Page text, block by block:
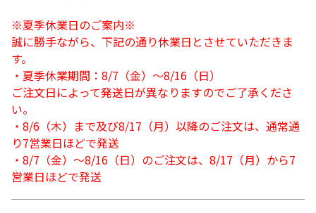
※夏季休業日のご案内※
誠に勝手ながら、下記の通り休業日とさせていただきま
す。
・夏季休業期間：8/7（金）～8/16（日）
ご注文日によって発送日が異なりますのでご了承くださ
い。
・8/6（木）まで及び8/17（月）以降のご注文は、通常通
り7営業日ほどで発送
・8/7（金）～8/16（日）のご注文は、8/17（月）から7
営業日ほどで発送